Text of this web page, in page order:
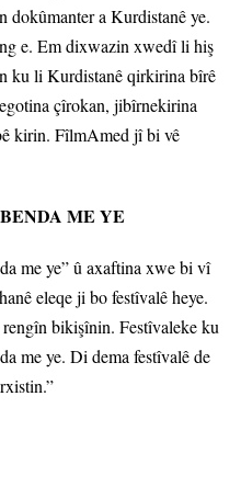
dokûmanter a Kurdistanê ye.
e. Em dixwazin xwedî li hiş
ku li Kurdistanê qirkirina bîrê
çîrokan, jibîrnekirina
kirin. FîlmAmed jî bi vê
ME YE
me ye” û axaftina xwe bi vî
eleqe ji bo festîvalê heye.
bikişînin. Festîvaleke ku
me ye. Di dema festîvalê de